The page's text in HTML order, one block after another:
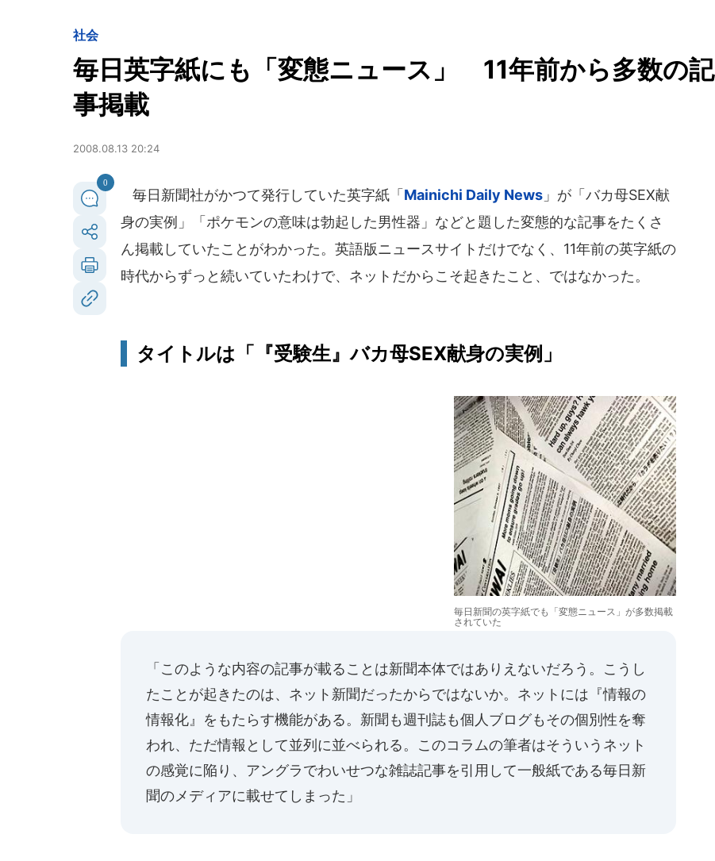
社会
毎日英字紙にも「変態ニュース」 11年前から多数の記
事掲載
2008.08.13 20:24
0
毎日新聞社がかつて発行していた英字紙「 Mainichi Daily News 」が「バカ母SEX献
身の実例」「ポケモンの意味は勃起した男性器」などと題した変態的な記事をたくさ
ん掲載していたことがわかった。英語版ニュースサイトだけでなく、11年前の英字紙の
時代からずっと続いていたわけで、ネットだからこそ起きたこと、ではなかった。
タイトルは「『受験生』バカ母SEX献身の実例」
毎日新聞の英字紙でも「変態ニュース」が多数掲載
されていた
「このような内容の記事が載ることは新聞本体ではありえないだろう。こうし
たことが起きたのは、ネット新聞だったからではないか。ネットには『情報の
情報化』をもたらす機能がある。新聞も週刊誌も個人ブログもその個別性を奪
われ、ただ情報として並列に並べられる。このコラムの筆者はそういうネット
の感覚に陥り、アングラでわいせつな雑誌記事を引用して一般紙である毎日新
聞のメディアに載せてしまった」